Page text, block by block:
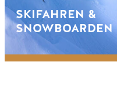
SKIFAHREN &
SNOWBOARDEN